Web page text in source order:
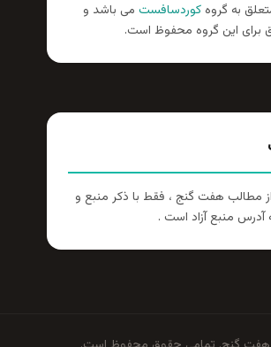
به گروهکوردسافست می باشد و
برای این گروه محفوظ است.
مطالب هفت گنج ، فقط با ذکر منبع و
آدرس منبع آزاد است .